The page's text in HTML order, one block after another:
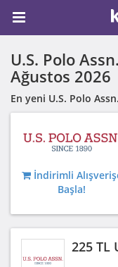
U.S. Polo
Ağustos 2026
En yeni U.S. Polo
İndirimli
Başla!
225 TL